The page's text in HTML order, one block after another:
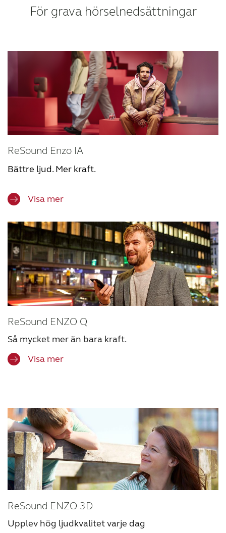
För grava hörselnedsättningar
ReSound Enzo IA
Bättre ljud. Mer kraft.
Visa mer
ReSound ENZO Q
Så mycket mer än bara kraft.
Visa mer
ReSound ENZO 3D
Upplev hög ljudkvalitet varje dag